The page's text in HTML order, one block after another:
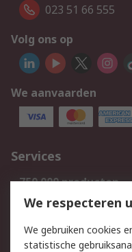
023 51 66 555
Volg ons op
We aanvaarden
Services
750.000 producten
Bestellen
Track & Trace
We respecteren
We gebruiken cookies
statistische